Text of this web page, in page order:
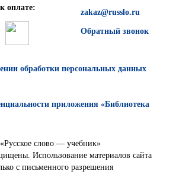
zakaz@russlo.ru
Обратный звонок
оплате:
обработки персональных данных
приложения «Библиотека
слово — учебник»
Использование материалов сайта
с письменного разрешения